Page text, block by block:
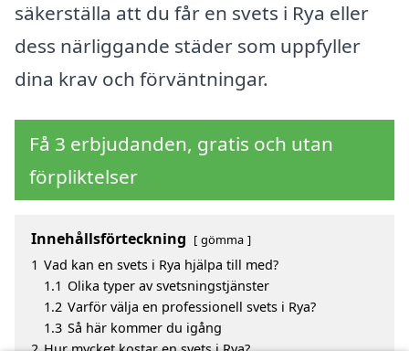
säkerställa att du får en svets i Rya eller
dess närliggande städer som uppfyller
dina krav och förväntningar.
Få 3 erbjudanden, gratis och utan
förpliktelser
Innehållsförteckning gömma
1 Vad kan en svets i Rya hjälpa till med?
1.1 Olika typer av svetsningstjänster
1.2 Varför välja en professionell svets i Rya?
1.3 Så här kommer du igång